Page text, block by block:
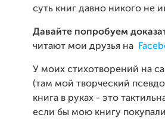
суть книг давно никого не
Давайте попробуем
читают мои друзья на
У моих стихотворений на
(там мой творческий
книга в руках - это
если бы мою книгу